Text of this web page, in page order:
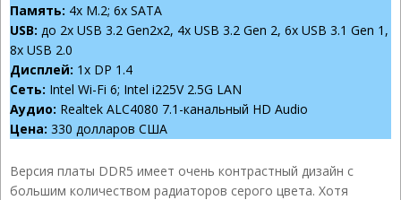
Память: 4x M.2; 6x SATA
USB: до 2x USB 3.2 Gen2x2, 4x USB 3.2 Gen 2, 6x USB 3.1 Gen 1,
8x USB 2.0
Дисплей: 1x DP 1.4
Сеть: Intel Wi-Fi 6; Intel i225V 2.5G LAN
Аудио: Realtek ALC4080 7.1-канальный HD Audio
Цена: 330 долларов США
Версия платы DDR5 имеет очень контрастный дизайн с
большим количеством радиаторов серого цвета. Хотя